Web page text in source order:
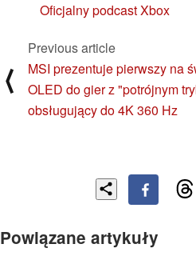
Oficjalny podcast Xbox
⟨
Previous article
MSI prezentuje pierwszy na
OLED do gier z "potrójnym
obsługujący do 4K 360 Hz
Powiązane artykuły